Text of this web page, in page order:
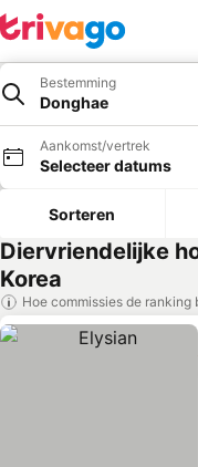
Bestemming
Donghae
Aankomst/vertrek
Selecteer datums
Sorteren
Diervriendelijke
Korea
Hoe commissies de ranking